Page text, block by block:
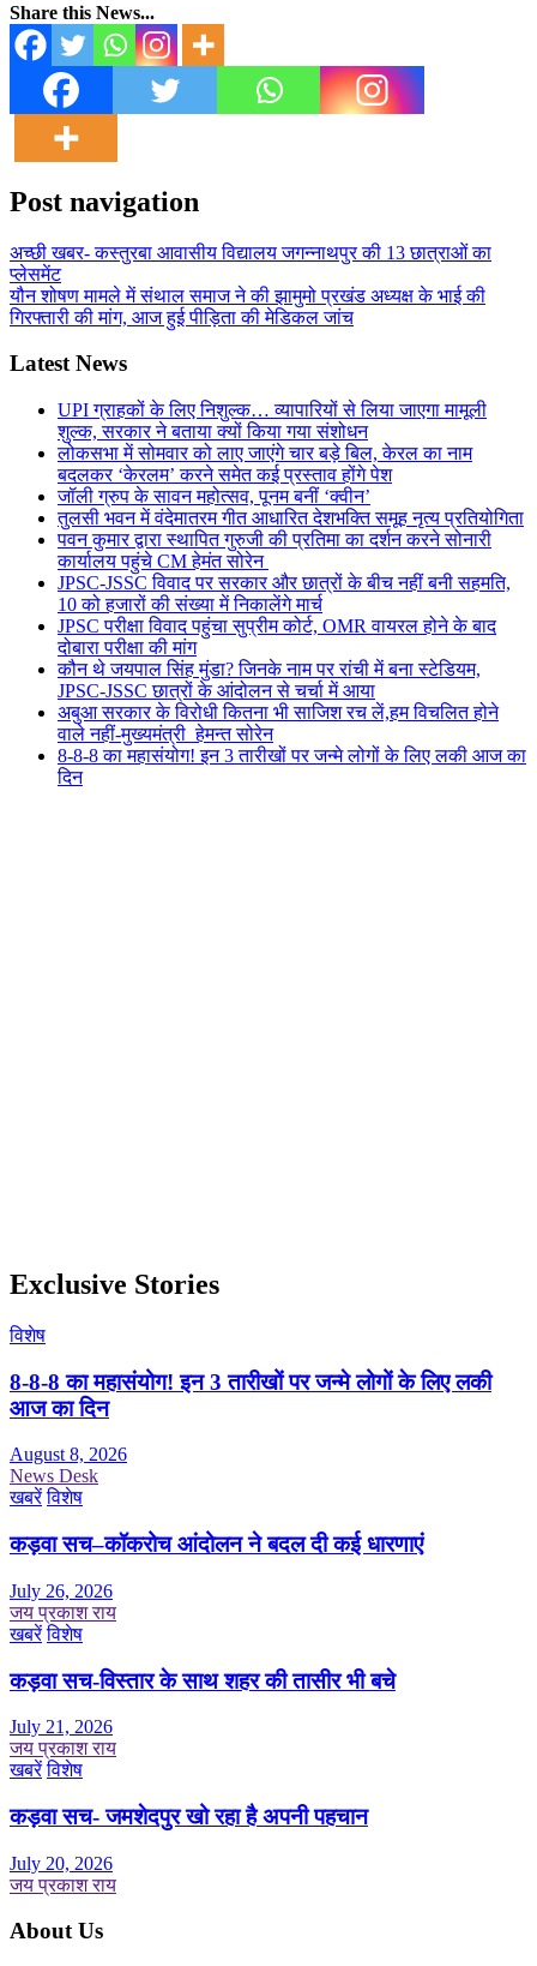
Share this News...
Post navigation
अच्छी खबर- कस्तुरबा आवासीय विद्यालय जगन्नाथपुर की 13 छात्राओं का
प्लेसमेंट
यौन शोषण मामले में संथाल समाज ने की झामुमो प्रखंड अध्यक्ष के भाई की
गिरफ्तारी की मांग, आज हुई पीड़िता की मेडिकल जांच
Latest News
UPI ग्राहकों के लिए निशुल्क… व्यापारियों से लिया जाएगा मामूली
शुल्क, सरकार ने बताया क्यों किया गया संशोधन
लोकसभा में सोमवार को लाए जाएंगे चार बड़े बिल, केरल का नाम
बदलकर ‘केरलम’ करने समेत कई प्रस्ताव होंगे पेश
जॉली ग्रुप के सावन महोत्सव, पूनम बनीं ‘क्वीन’
तुलसी भवन में वंदेमातरम गीत आधारित देशभक्ति समूह नृत्य प्रतियोगिता
पवन कुमार द्वारा स्थापित गुरुजी की प्रतिमा का दर्शन करने सोनारी
कार्यालय पहुंचे CM हेमंत सोरेन
JPSC-JSSC विवाद पर सरकार और छात्रों के बीच नहीं बनी सहमति,
10 को हजारों की संख्या में निकालेंगे मार्च
JPSC परीक्षा विवाद पहुंचा सुप्रीम कोर्ट, OMR वायरल होने के बाद
दोबारा परीक्षा की मांग
कौन थे जयपाल सिंह मुंडा? जिनके नाम पर रांची में बना स्टेडियम,
JPSC-JSSC छात्रों के आंदोलन से चर्चा में आया
अबुआ सरकार के विरोधी कितना भी साजिश रच लें,हम विचलित होने
वाले नहीं-मुख्यमंत्री हेमन्त सोरेन
8-8-8 का महासंयोग! इन 3 तारीखों पर जन्मे लोगों के लिए लकी आज का
दिन
Exclusive Stories
विशेष
8-8-8 का महासंयोग! इन 3 तारीखों पर जन्मे लोगों के लिए लकी
आज का दिन
August 8, 2026
News Desk
खबरें विशेष
कड़वा सच–कॉकरोच आंदोलन ने बदल दी कई धारणाएं
July 26, 2026
जय प्रकाश राय
खबरें विशेष
कड़वा सच-विस्तार के साथ शहर की तासीर भी बचे
July 21, 2026
जय प्रकाश राय
खबरें विशेष
कड़वा सच- जमशेदपुर खो रहा है अपनी पहचान
July 20, 2026
जय प्रकाश राय
About Us